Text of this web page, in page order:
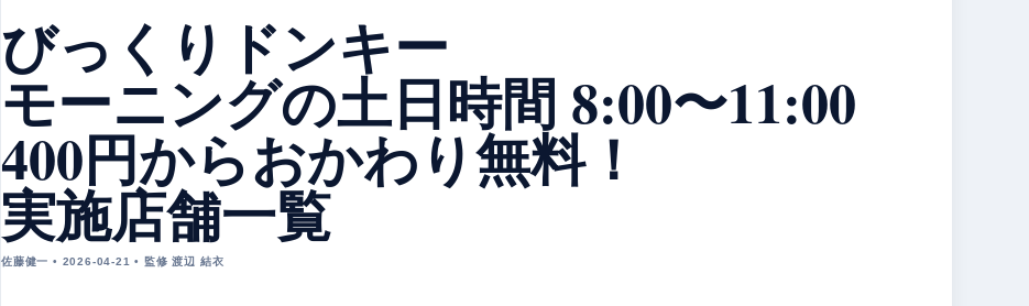
びっくりドンキー
モーニングの土日時間 8:00〜11:00
400円からおかわり無料！
実施店舗一覧
佐藤健一 • 2026-04-21 • 監修 渡辺 結衣